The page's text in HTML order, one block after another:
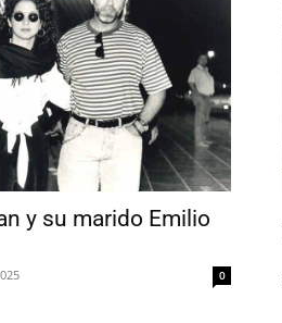
y su marido Emilio
0